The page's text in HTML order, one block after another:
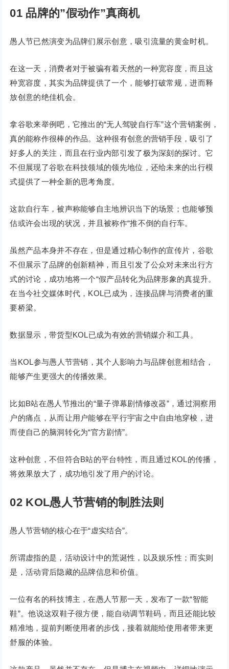
01 品牌的”假动作”真商机
愚人节已然演变为品牌们展示创意，吸引流量的黄金时机。
在这一天，消费者对于被骗有着天然的一种宽容度，而且这
种宽容度，其实为品牌提供了一个，能够打破常规，进而释
放创意的绝佳机会。
拿谷歌来举例吧，它推出的“无人驾驶自行车”这个营销案例，
真的能称作很棒的作品。这种很有创意的营销手段，吸引了
好多人的关注，而且在行业内部引发了极为深刻的探讨。它
不但展现了谷歌在科技领域的领先地位，还给未来的出行模
式提供了一种全新的思考角度。
这款自行车，被声称能够自主地辨识当下的场景；也能够预
估或许会出现的状况，并且被称作“推不倒的自行车。
虽然产品本身并不存在，但是通过精心制作的宣传片，谷歌
不但展示了品牌的创新精神，而且引发了公众对未来出行方
式的讨论，成功地将一个“假产品转化为品牌形象的真提升。
在当今社交媒体时代，KOL已成为，连接品牌与消费者的重
要桥梁。
数据显示，带货型KOL已成为有效的营销媒介和工具。
当KOL参与愚人节营销，其个人影响力与品牌创意相结合，
能够产生更强大的传播效果。
比如B站在愚人节推出的“量子弹幕剧情修改器”，通过洞察用
户的痛点，从而让用户能够在平行宇宙之中自由地穿梭，进
而使自己的脑洞转化为“官方剧情”。
这种创意，不但符合B站的平台特性，而且通过KOL的传播，
将效果放大了，成功地引发了用户的讨论。
02 KOL愚人节营销的制胜法则
愚人节营销的核心在于“虚实结合”。
所谓虚指的是，活动设计中的荒诞性，以及娱乐性；而实则
是，活动背后隐藏的品牌信息和价值。
一位有名的科技博主，在愚人节那一天，发布了一款“智能
鞋”。他说这双鞋子很方便，能自动调节鞋码，而且还能比较
精准地，提前判断使用者的步伐，接着就能给使用者带来更
舒服的体验。